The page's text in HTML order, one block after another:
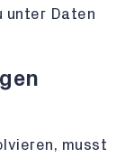
unter Daten
musst